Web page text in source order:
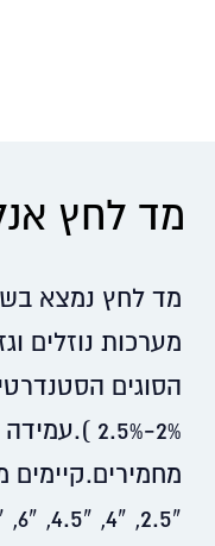
מד לחץ
מד לחץ נמצא
מערכות נוזלים
2%-2.5%